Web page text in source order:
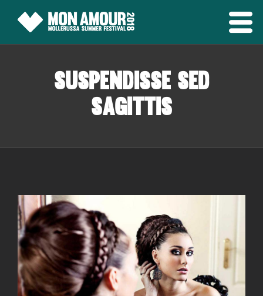
Suspendisse sed
sagittis
View
Larger
Image